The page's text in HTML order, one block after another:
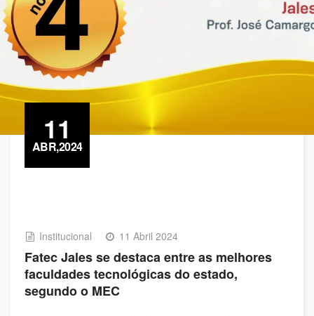
11
ABR,2024
Institucional 11 Abril 2024
Fatec Jales se destaca entre as melhores
faculdades tecnológicas do estado,
segundo o MEC